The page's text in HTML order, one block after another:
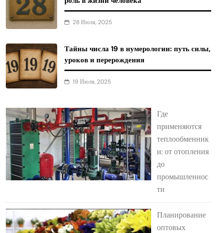
28 Июля, 2025
Тайны числа 19 в нумерологии: путь силы,
уроков и перерождения
19 Июля, 2025
Где
применяются
теплообменник
и: от отопления
до
промышленнос
ти
Планирование
оптовых